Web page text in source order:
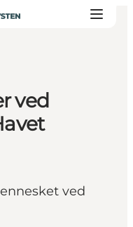
ved
ved